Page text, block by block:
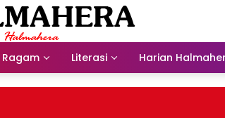
Ragam Literasi Harian